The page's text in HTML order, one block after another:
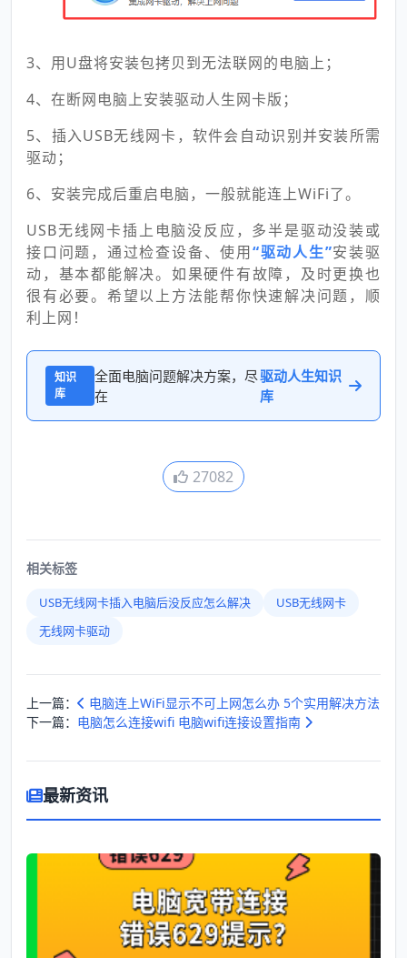
3、用U盘将安装包拷贝到无法联网的电脑上；
4、在断网电脑上安装驱动人生网卡版；
5、插入USB无线网卡，软件会自动识别并安装所需
驱动；
6、安装完成后重启电脑，一般就能连上WiFi了。
USB无线网卡插上电脑没反应，多半是驱动没装或
接口问题，通过检查设备、使用“驱动人生”安装驱
动，基本都能解决。如果硬件有故障，及时更换也
很有必要。希望以上方法能帮你快速解决问题，顺
利上网！
知识
库
全面电脑问题解决方案，尽
在
驱动人生知识
库
27082
相关标签
USB无线网卡插入电脑后没反应怎么解决
USB无线网卡
无线网卡驱动
上一篇：
电脑连上WiFi显示不可上网怎么办 5个实用解决方法
下一篇： 电脑怎么连接wifi 电脑wifi连接设置指南
最新资讯